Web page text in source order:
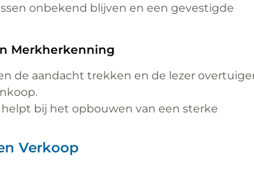
onbekend blijven en een gevestigde
Merkherkenning
de aandacht trekken en de lezer
bij het opbouwen van een sterke
Verkoop